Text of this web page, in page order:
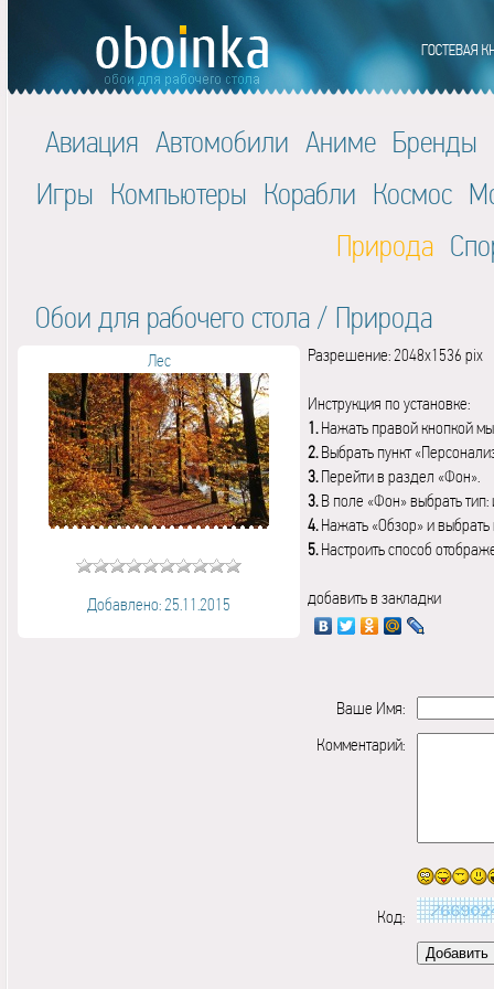
Авиация Автомобили Аниме Бренды
Игры Компьютеры Корабли Космос
Природа
Обои для рабочего стола / Природа
Лес
Добавлено: 25.11.2015
Разрешение: 2048x1536 pix
Инструкция по установке:
1.Нажать правой кнопкой
2.Выбрать пункт
3.Перейти в раздел «Фон».
3.В поле «Фон» выбрать
4.Нажать «Обзор» и выбрать
5.Настроить способ
добавить в закладки
Ваше Имя:
Комментарий:
Код: